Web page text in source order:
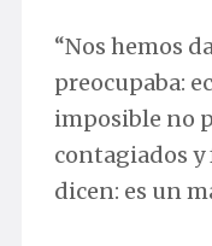
“Nos hemos
preocupaba:
imposible no
contagiados y
dicen: es un